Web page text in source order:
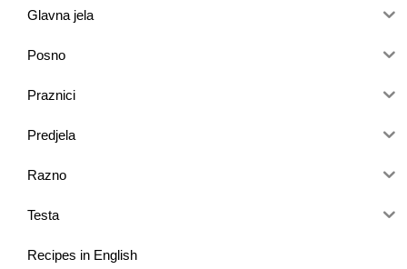
Glavna jela
Posno
Praznici
Predjela
Razno
Testa
Recipes in English